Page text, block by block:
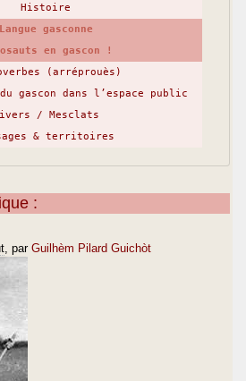
Histoire
Langue gasconne
en gascon !
(arréprouès)
gascon dans l’espace public
/ Mesclats
& territoires
:
, par Guilhèm Pilard Guichòt